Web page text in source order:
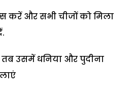
करें और सभी चीजों को मिला
उसमें धनिया और पुदीना